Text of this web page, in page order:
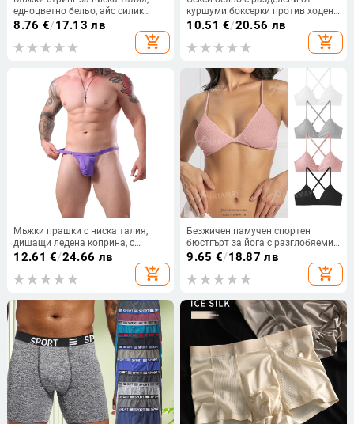
едноцветно бельо, айс силик
плат
8.76 €/17.13 лв
add_shopping_cart
куршуми боксерки против ходене,
мъжки U-изпъкнали боксерки,
мъжки боксерки със средна
талия и въздушен джоб
10.51 €/20.56 лв
add_shopping_cart
Мъжки прашки с ниска талия,
дишащи ледена коприна, с
регулируема катарама
12.61 €/24.66 лв
add_shopping_cart
Безжичен памучен спортен
бюстгърт за йога с разглобяеми
дишащи кръстосани презрамки,
9.65 €/18.87 лв
add_shopping_cart